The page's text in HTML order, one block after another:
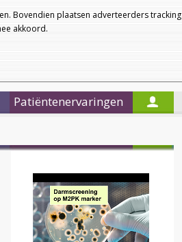
Bovendien plaatsen adverteerders tracking
akkoord.
a
a
Nieuwsbrief
Startpagina
Patiëntenervaringen